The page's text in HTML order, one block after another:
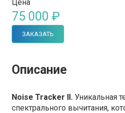
Цена
75 000 ₽
ЗАКАЗАТЬ
Описание
Noise Tracker II. Уникальная
спектрального вычитания,